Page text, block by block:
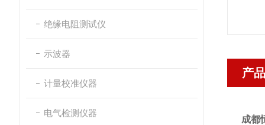
绝缘电阻测试仪
示波器
计量校准仪器
电气检测仪器
产
成都